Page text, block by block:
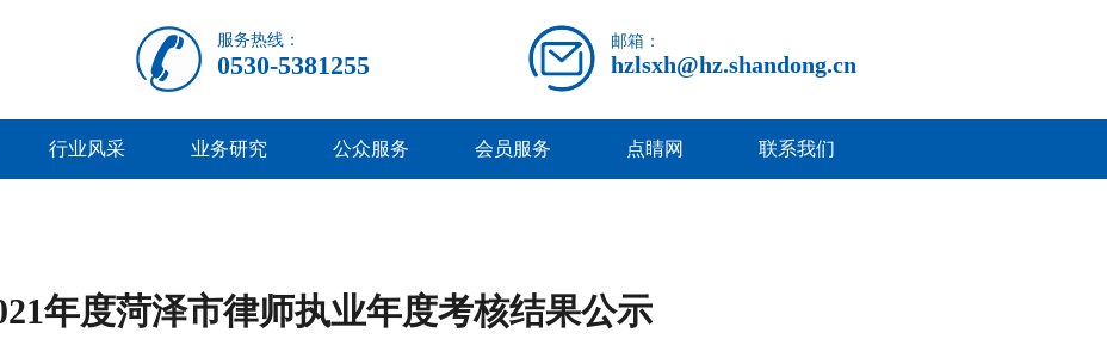
hzlsxh@hz.shandong.cn
服务热线： 邮箱：
0530-5381255
行业风采 业务研究 公众服务 会员服务 点睛网 联系我们
年度菏泽市律师执业年度考核结果公示